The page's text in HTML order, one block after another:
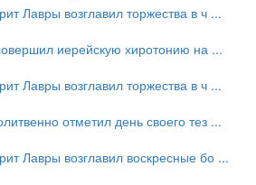
Лавры возглавил торжества в ч ...
иерейскую хиротонию на ...
Лавры возглавил торжества в ч ...
отметил день своего тез ...
Лавры возглавил воскресные бо ...